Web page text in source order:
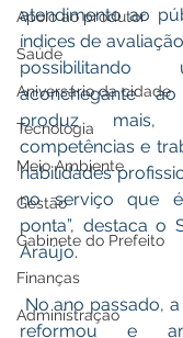
Apoio ao produtor
Saúde
Aniversário da cidade
Tecnologia
Meio Ambiente
Gestão
Gabinete do Prefeito
Finanças
Administração
atendimento ao
índices de
possibilitando
aconchegante
produz mais,
competências e
habilidades
no serviço que
ponta”, destaca o
Araújo.
reformou e